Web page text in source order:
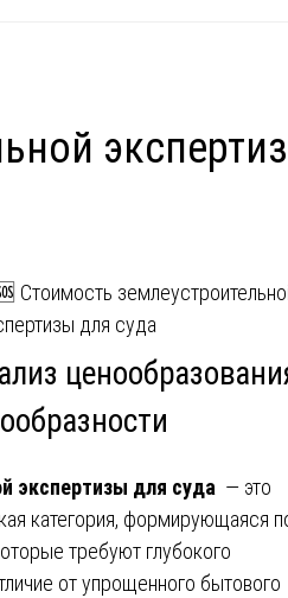
экспертизы для суда — это
категория, формирующаяся
требуют глубокого
от упрощенного бытового